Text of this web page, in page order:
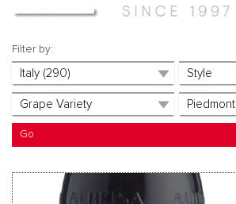
Filter by: